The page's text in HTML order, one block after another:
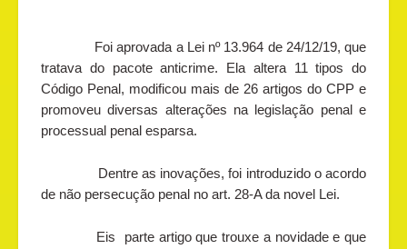
Foi aprovada a Lei nº 13.964 de 24/12/19, que
tratava do pacote anticrime. Ela altera 11 tipos do
Código Penal, modificou mais de 26 artigos do CPP e
promoveu diversas alterações na legislação penal e
processual penal esparsa.
Dentre as inovações, foi introduzido o acordo
de não persecução penal no art. 28-A da novel Lei.
Eis parte artigo que trouxe a novidade e que